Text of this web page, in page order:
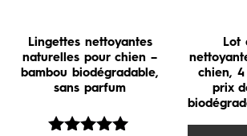
Lingettes nettoyantes
naturelles pour chien –
bambou biodégradable,
sans parfum
Lot
chien,
prix